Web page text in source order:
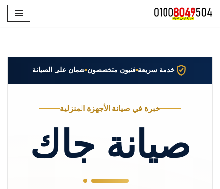
خدمة سريعة فنيون متخصصون ضمان على الصيانة
خبرة في صيانة الأجهزة المنزلية
صيانة جاك